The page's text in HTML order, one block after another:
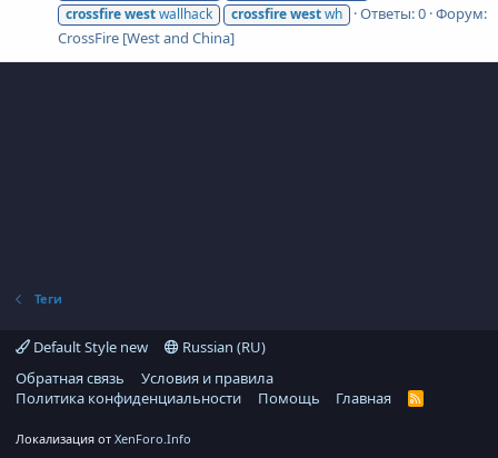
crossfirewestwallhack crossfirewestwh Ответы: 0 Форум:
CrossFire [West and China]
Теги
Default Style new
Russian (RU)
Обратная связь
Условия и правила
Политика конфиденциальности
Помощь Главная
R
Локализация от XenForo.Info